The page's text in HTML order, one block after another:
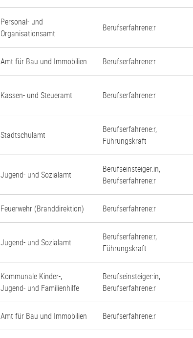
Personal- und
Organisationsamt
Berufserfahrene:r
Amt für Bau und Immobilien Berufserfahrene:r
Kassen- und Steueramt Berufserfahrene:r
Stadtschulamt
Berufserfahrene:r,
Führungskraft
Jugend- und Sozialamt
Berufseinsteiger:in,
Berufserfahrene:r
Feuerwehr (Branddirektion) Berufserfahrene:r
Jugend- und Sozialamt
Berufserfahrene:r,
Führungskraft
Kommunale Kinder-,
Jugend- und Familienhilfe
Berufseinsteiger:in,
Berufserfahrene:r
Amt für Bau und Immobilien Berufserfahrene:r